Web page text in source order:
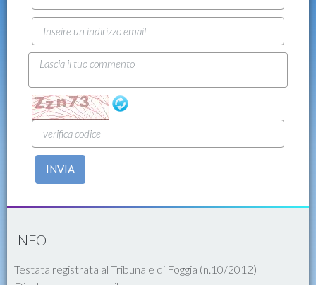
INVIA
INFO
Testata registrata al Tribunale di Foggia (n.10/2012)